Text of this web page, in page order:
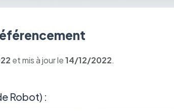
et mis à jour le14/12/2022.
Robot) :